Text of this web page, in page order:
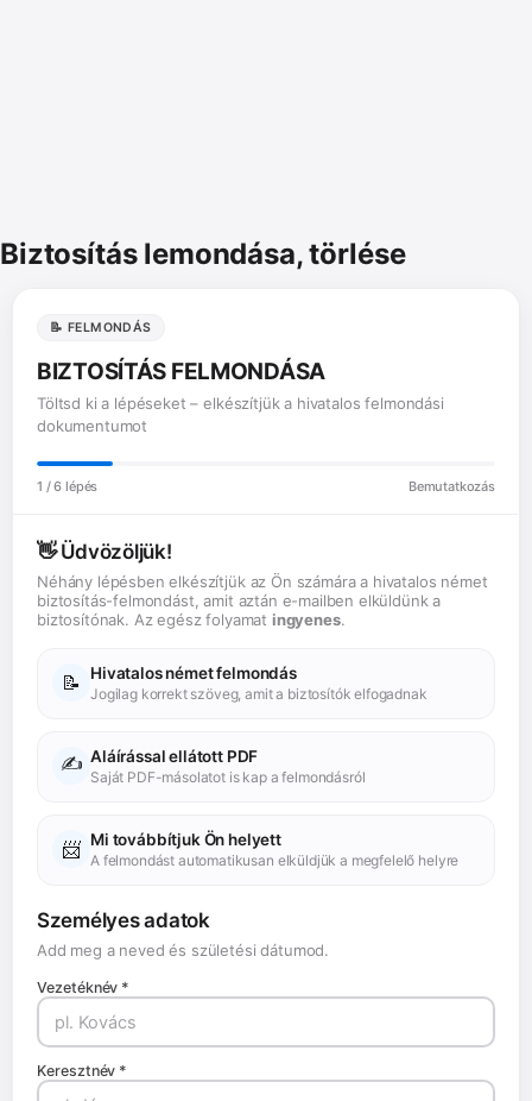
Biztosítás lemondása, törlése
📝 FELMONDÁS
BIZTOSÍTÁS FELMONDÁSA
Töltsd ki a lépéseket – elkészítjük a hivatalos felmondási
dokumentumot
1 / 6 lépés Bemutatkozás
👋 Üdvözöljük!
Néhány lépésben elkészítjük az Ön számára a hivatalos német
biztosítás-felmondást, amit aztán e-mailben elküldünk a
biztosítónak. Az egész folyamat ingyenes.
📝 Hivatalos német felmondás
Jogilag korrekt szöveg, amit a biztosítók elfogadnak
✍️ Aláírással ellátott PDF
Saját PDF-másolatot is kap a felmondásról
📨 Mi továbbítjuk Ön helyett
A felmondást automatikusan elküldjük a megfelelő helyre
Személyes adatok
Add meg a neved és születési dátumod.
Vezetéknév *
Keresztnév *